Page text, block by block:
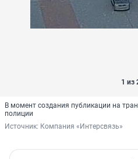
1 из
В момент создания публикации на
полиции
Источник: Компания «Интерсвязь»